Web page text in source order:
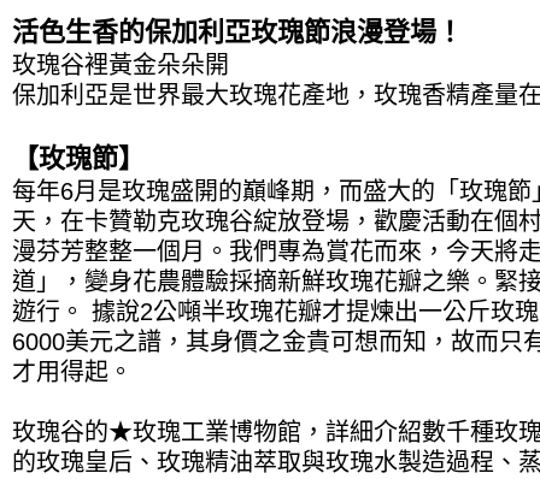
活色生香的保加利亞玫瑰節浪漫登場！
玫瑰谷裡黃金朵朵開
保加利亞是世界最大玫瑰花產地，玫瑰香精產量
【玫瑰節】
每年6月是玫瑰盛開的巔峰期，而盛大的「玫瑰
天，在卡贊勒克玫瑰谷綻放登場，歡慶活動在個
漫芬芳整整一個月。我們專為賞花而來，今天將
道」，變身花農體驗採摘新鮮玫瑰花瓣之樂。緊
遊行。 據說2公噸半玫瑰花瓣才提煉出一公斤玫
6000美元之譜，其身價之金貴可想而知，故而只
才用得起。
玫瑰谷的★玫瑰工業博物館，詳細介紹數千種玫
的玫瑰皇后、玫瑰精油萃取與玫瑰水製造過程、